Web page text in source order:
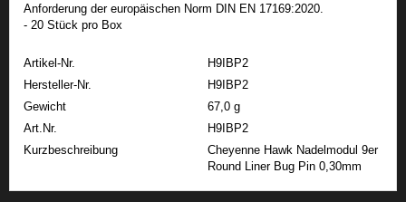
Anforderung der europäischen Norm DIN EN 17169:2020.
- 20 Stück pro Box
Artikel-Nr.
H9IBP2
Hersteller-Nr.
H9IBP2
Gewicht
67,0 g
Art.Nr.
H9IBP2
Kurzbeschreibung
Cheyenne Hawk Nadelmodul 9er
Round Liner Bug Pin 0,30mm